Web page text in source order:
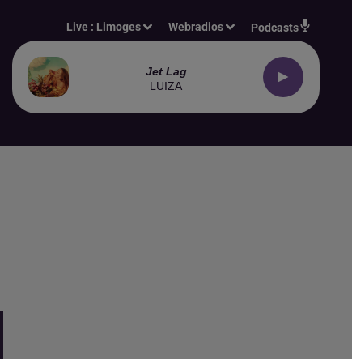
Live : Limoges Webradios Podcasts
Jet Lag
LUIZA